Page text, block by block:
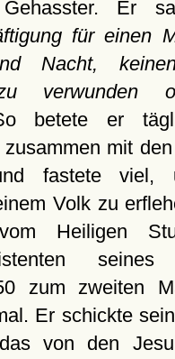
Er
für einen
Nacht,
verwunden
betete er
mit
fastete viel,
Volk zu
Heiligen
seines
zum zweiten
Er schickte
von den